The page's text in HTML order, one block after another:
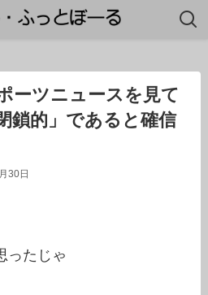
ーツニュースを見て
鎖的」であると確信
30日
ったじゃ